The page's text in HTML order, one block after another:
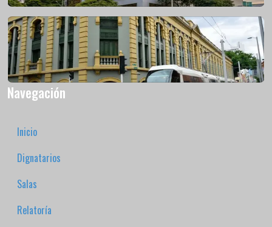
Navegación
Inicio
Dignatarios
Salas
Relatoría